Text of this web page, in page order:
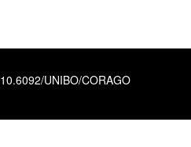
10.6092/UNIBO/CORAGO